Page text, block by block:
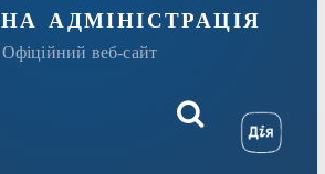
адміністрація
Офіційний веб-сайт